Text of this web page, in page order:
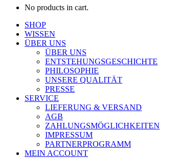
No products in cart.
SHOP
WISSEN
ÜBER UNS
ÜBER UNS
ENTSTEHUNGSGESCHICHTE
PHILOSOPHIE
UNSERE QUALITÄT
PRESSE
SERVICE
LIEFERUNG & VERSAND
AGB
ZAHLUNGSMÖGLICHKEITEN
IMPRESSUM
PARTNERPROGRAMM
MEIN ACCOUNT